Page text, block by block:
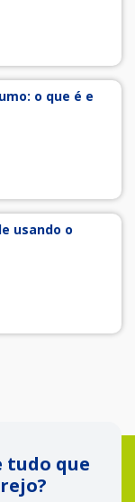
o que é e
usando o
tudo que